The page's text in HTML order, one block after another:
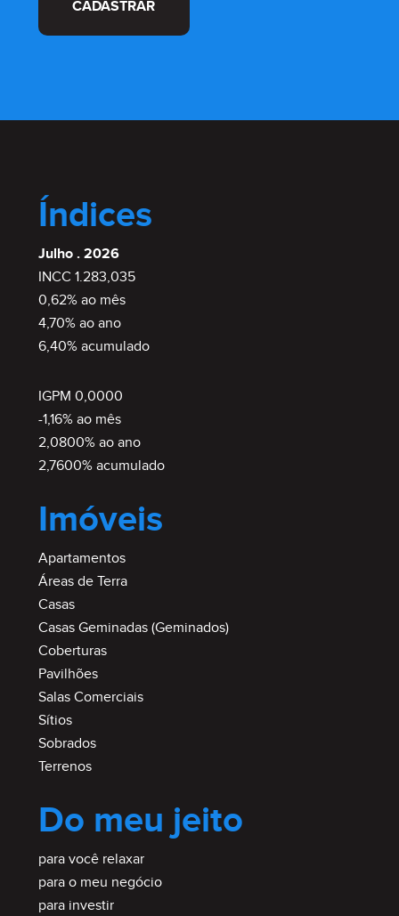
CADASTRAR
Índices
Julho . 2026
INCC 1.283,035
0,62% ao mês
4,70% ao ano
6,40% acumulado
IGPM 0,0000
-1,16% ao mês
2,0800% ao ano
2,7600% acumulado
Imóveis
Apartamentos
Áreas de Terra
Casas
Casas Geminadas (Geminados)
Coberturas
Pavilhões
Salas Comerciais
Sítios
Sobrados
Terrenos
Do meu jeito
para você relaxar
para o meu negócio
para investir